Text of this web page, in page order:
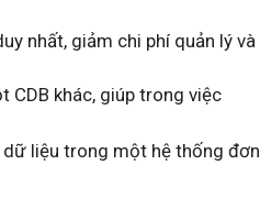
nhất, giảm chi phí quản lý và
CDB khác, giúp trong việc
liệu trong một hệ thống đơn